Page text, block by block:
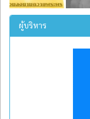
ผู้บริหาร